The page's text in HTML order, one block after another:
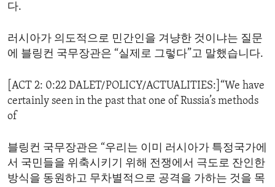
다.
러시아가 의도적으로 민간인을 겨냥한 것이냐는 질문
에 블링컨 국무장관은 “실제로 그렇다”고 말했습니다.
[ACT 2: 0:22 DALET/POLICY/ACTUALITIES:]“We have
certainly seen in the past that one of Russia’s methods
of
블링컨 국무장관은 “우리는 이미 러시아가 특정국가에
서 국민들을 위축시키기 위해 전쟁에서 극도로 잔인한
방식을 동원하고 무차별적으로 공격을 가하는 것을 목